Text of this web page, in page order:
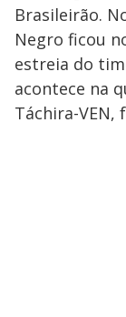
Brasileirão.
Negro ficou
estreia do
acontece na
Táchira-VEN,